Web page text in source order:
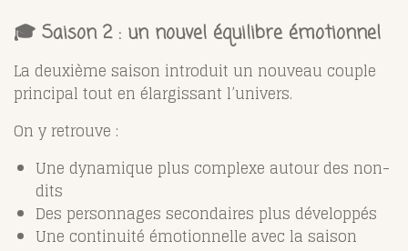
🎓 Saison 2 : un nouvel équilibre émotionnel
La deuxième saison introduit un nouveau couple
principal tout en élargissant l’univers.
On y retrouve :
Une dynamique plus complexe autour des non-
dits
Des personnages secondaires plus développés
Une continuité émotionnelle avec la saison